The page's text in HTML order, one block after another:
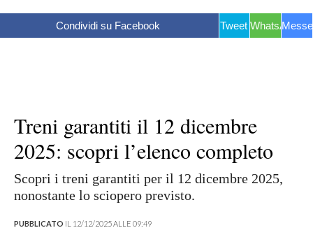
Condividi su Facebook Tweet WhatsApp
Treni garantiti il 12 dicembre
2025: scopri l’elenco completo
Scopri i treni garantiti per il 12 dicembre 2025,
nonostante lo sciopero previsto.
PUBBLICATO IL 12/12/2025 ALLE 09:49